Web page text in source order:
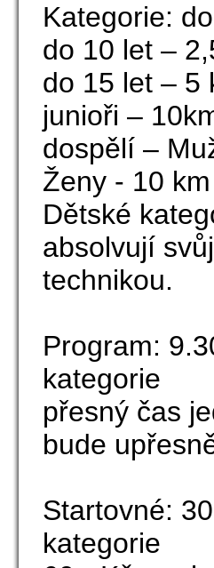
Kategorie:
do 10 let –
do 15 let – 5
junioři –
dospělí –
Ženy - 10 km
Dětské
absolvují
technikou.
Program:
kategorie
přesný čas
bude
Startovné:
kategorie